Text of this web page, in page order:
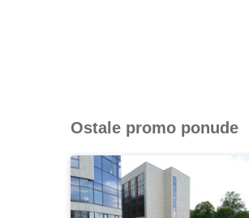
Ostale promo ponude